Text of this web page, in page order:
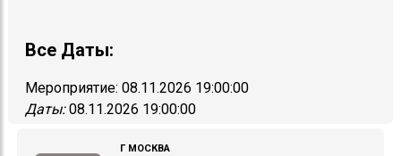
Все Даты:
Мероприятие:08.11.2026 19:00:00
Даты:08.11.2026 19:00:00
Г МОСКВА